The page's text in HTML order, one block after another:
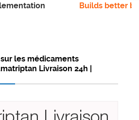
Builds better
les médicaments
Livraison 24h |